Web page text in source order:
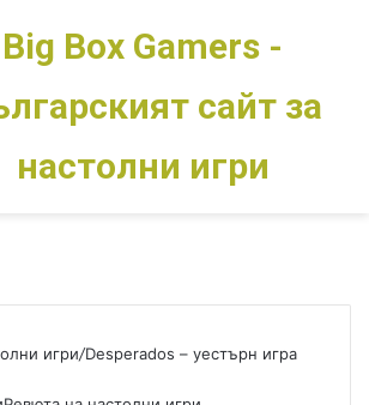
Big Box Gamers -
сайт за
настолни игри
игри/Desperados – уестърн игра